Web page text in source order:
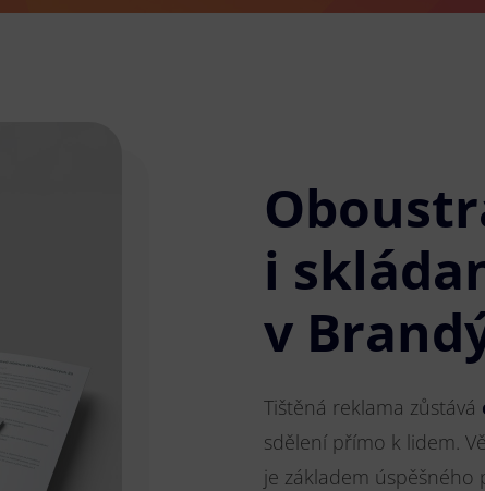
i
v
Tištěná reklama zůstává
sdělení přímo k lidem.
je základem úspěšného